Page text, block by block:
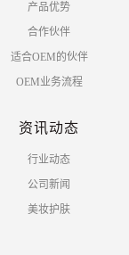
产品优势
合作伙伴
适合OEM的伙伴
OEM业务流程
资讯动态
行业动态
公司新闻
美妆护肤